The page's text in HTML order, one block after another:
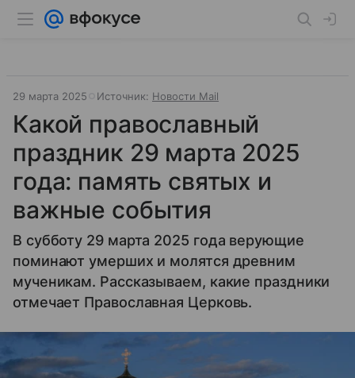
29 марта 2025 Источник: Новости Mail
Какой православный
праздник 29 марта 2025
года: память святых и
важные события
В субботу 29 марта 2025 года верующие
поминают умерших и молятся древним
мученикам. Рассказываем, какие праздники
отмечает Православная Церковь.